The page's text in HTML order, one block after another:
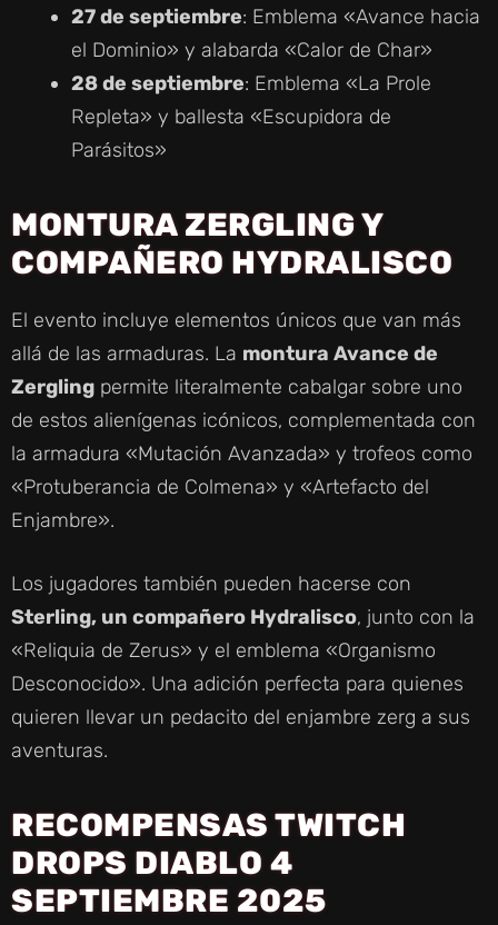
27 de septiembre: Emblema «Avance hacia
el Dominio» y alabarda «Calor de Char»
28 de septiembre: Emblema «La Prole
Repleta» y ballesta «Escupidora de
Parásitos»
MONTURA ZERGLING Y
COMPAÑERO HYDRALISCO
El evento incluye elementos únicos que van más
allá de las armaduras. La montura Avance de
Zergling permite literalmente cabalgar sobre uno
de estos alienígenas icónicos, complementada con
la armadura «Mutación Avanzada» y trofeos como
«Protuberancia de Colmena» y «Artefacto del
Enjambre».
Los jugadores también pueden hacerse con
Sterling, un compañero Hydralisco, junto con la
«Reliquia de Zerus» y el emblema «Organismo
Desconocido». Una adición perfecta para quienes
quieren llevar un pedacito del enjambre zerg a sus
aventuras.
RECOMPENSAS TWITCH
DROPS DIABLO 4
SEPTIEMBRE 2025